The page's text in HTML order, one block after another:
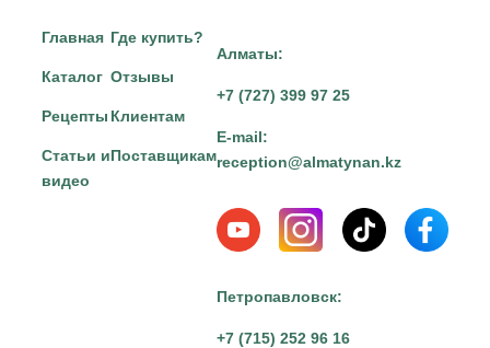
Главная
Каталог
Рецепты
Статьи и
видео
Где купить?
Отзывы
Клиентам
Поставщикам
Алматы:
+7 (727) 399 97 25
E-mail:
reception@almatynan.kz
Петропавловск:
+7 (715) 252 96 16